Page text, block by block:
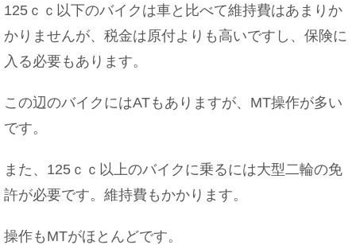
夜ご飯を食べないのは健康に良い！？その理由に
ついて
125ｃｃ以下のバイクは車と比べて維持費はあまりか
かりませんが、税金は原付よりも高いですし、保険に
入る必要もあります。
この辺のバイクにはATもありますが、MT操作が多い
です。
また、125ｃｃ以上のバイクに乗るには大型二輪の免
許が必要です。維持費もかかります。
操作もMTがほとんどです。